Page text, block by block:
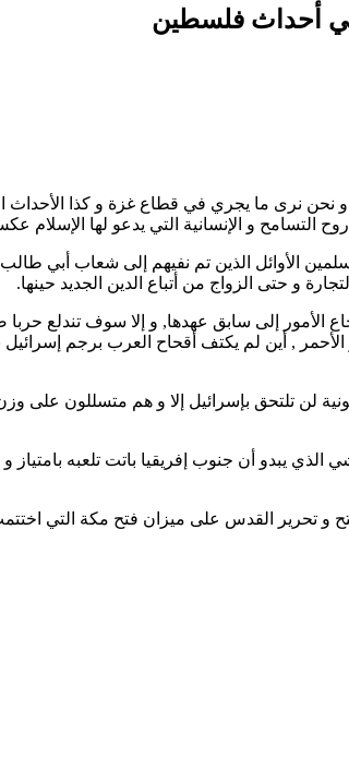
في أحداث فلسطين
نرى ما يجري في قطاع غزة و كذا الأحداث
و الإنسانية التي يدعو لها الإسلام
الأوائل الذين تم نفيهم إلى شعاب أبي
و حتى الزواج من أتباع الدين الجديد حينها.
الأمور إلى سابق عهدها, و إلا سوف
, أين لم يكتف أقحاح العرب برجم إسرائيل
لن تلتحق بإسرائيل إلا و هم متسللون على
يبدو أن جنوب إفريقيا باتت تلعبه بامتياز
و تحرير القدس على ميزان فتح مكة التي